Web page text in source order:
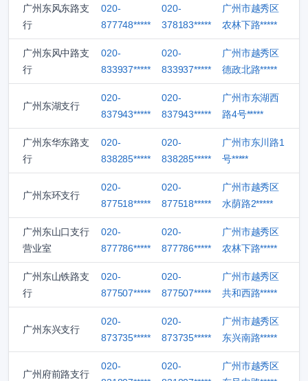
广州东风东路支
行
020-
877748*****
020-
378183*****
广州市越秀区
农林下路*****
广州东风中路支
行
020-
833937*****
020-
833937*****
广州市越秀区
德政北路*****
广州东湖支行
020-
837943*****
020-
837943*****
广州市东湖西
路4号*****
广州东华东路支
行
020-
838285*****
020-
838285*****
广州市东川路1
号*****
广州东环支行
020-
877518*****
020-
877518*****
广州市越秀区
水荫路2*****
广州东山口支行
营业室
020-
877786*****
020-
877786*****
广州市越秀区
农林下路*****
广州东山铁路支
行
020-
877507*****
020-
877507*****
广州市越秀区
共和西路*****
广州东兴支行
020-
873735*****
020-
873735*****
广州市越秀区
东兴南路*****
广州府前路支行
020-
020-
广州市越秀区